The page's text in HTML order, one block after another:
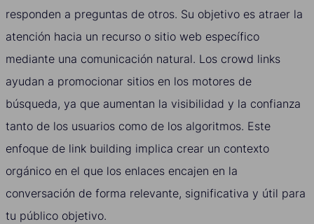
responden a preguntas de otros. Su objetivo es atraer la
atención hacia un recurso o sitio web específico
mediante una comunicación natural. Los crowd links
ayudan a promocionar sitios en los motores de
búsqueda, ya que aumentan la visibilidad y la confianza
tanto de los usuarios como de los algoritmos. Este
enfoque de link building implica crear un contexto
orgánico en el que los enlaces encajen en la
conversación de forma relevante, significativa y útil para
tu público objetivo.